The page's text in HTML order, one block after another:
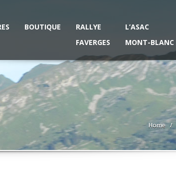
BOUTIQUE
RALLYE
FAVERGES
L’ASAC
MONT-BLANC
Home